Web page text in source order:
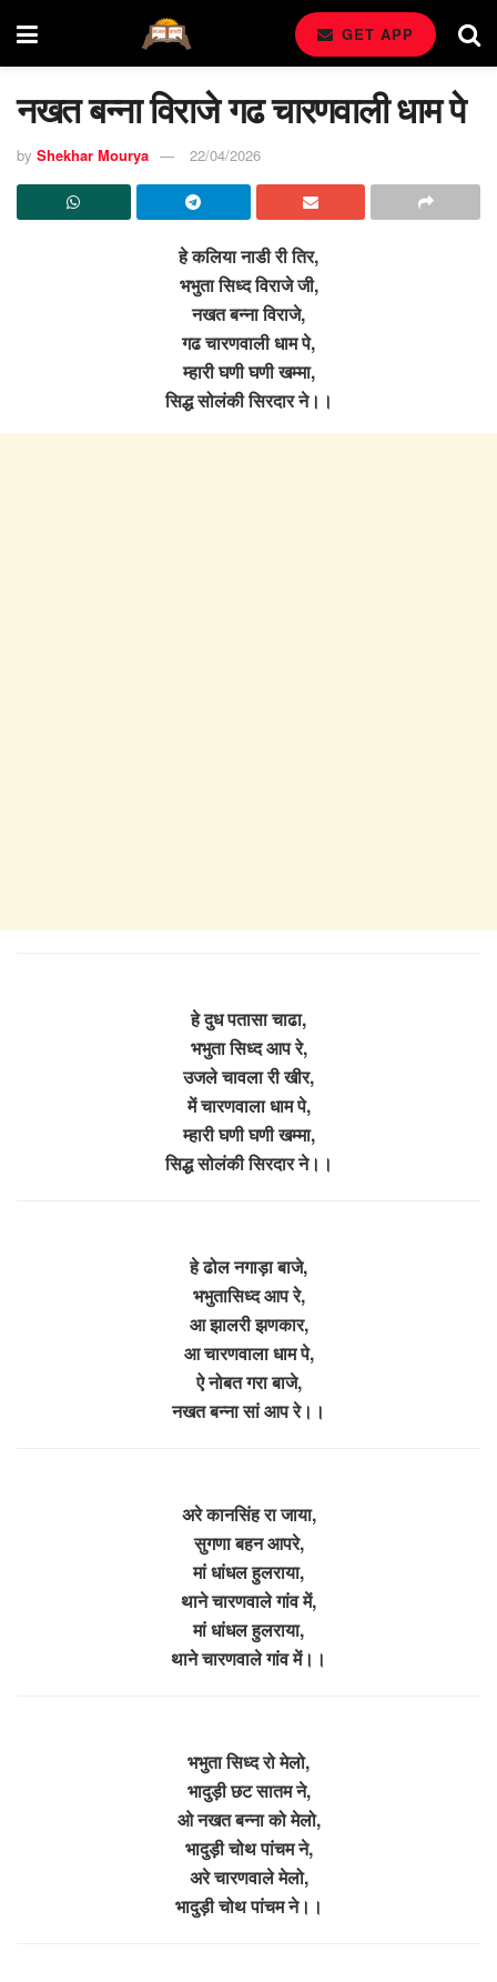
GET APP
नखत बन्ना विराजे गढ चारणवाली धाम पे
by Shekhar Mourya 22/04/2026
हे कलिया नाडी री तिर,
भभुता सिध्द विराजे जी,
नखत बन्ना विराजे,
गढ चारणवाली धाम पे,
म्हारी घणी घणी खम्मा,
सिद्ध सोलंकी सिरदार ने।।
हे दुध पतासा चाढा,
भभुता सिध्द आप रे,
उजले चावला री खीर,
में चारणवाला धाम पे,
म्हारी घणी घणी खम्मा,
सिद्ध सोलंकी सिरदार ने।।
हे ढोल नगाड़ा बाजे,
भभुतासिध्द आप रे,
आ झालरी झणकार,
आ चारणवाला धाम पे,
ऐ नोबत गरा बाजे,
नखत बन्ना सां आप रे।।
अरे कानसिंह रा जाया,
सुगणा बहन आपरे,
मां धांधल हुलराया,
थाने चारणवाले गांव में,
मां धांधल हुलराया,
थाने चारणवाले गांव में।।
भभुता सिध्द रो मेलो,
भादुड़ी छट सातम ने,
ओ नखत बन्ना को मेलो,
भादुड़ी चोथ पांचम ने,
अरे चारणवाले मेलो,
भादुड़ी चोथ पांचम ने।।